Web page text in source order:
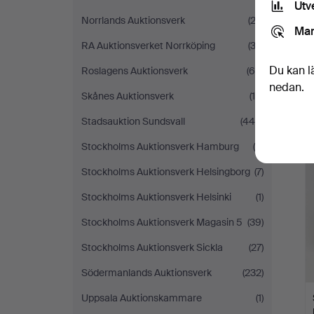
Norrlands Auktionsverk
(23)
RA Auktionsverket Norrköping
(33)
Roslagens Auktionsverk
(65)
Skånes Auktionsverk
(14)
Stadsauktion Sundsvall
(440)
Stockholms Auktionsverk Hamburg
(4)
Stockholms Auktionsverk Helsingborg (7)
Stockholms Auktionsverk Helsinki
(1)
Stockholms Auktionsverk Magasin 5 (39)
Stockholms Auktionsverk Sickla
(27)
Södermanlands Auktionsverk
(232)
Uppsala Auktionskammare
(1)
Du kan
nedan.